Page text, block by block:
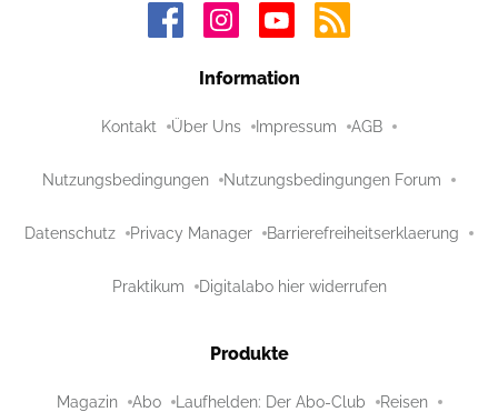
Information
Kontakt Über Uns Impressum AGB
Nutzungsbedingungen Nutzungsbedingungen Forum
Datenschutz Privacy Manager Barrierefreiheitserklaerung
Praktikum Digitalabo hier widerrufen
Produkte
Magazin Abo Laufhelden: Der Abo-Club Reisen